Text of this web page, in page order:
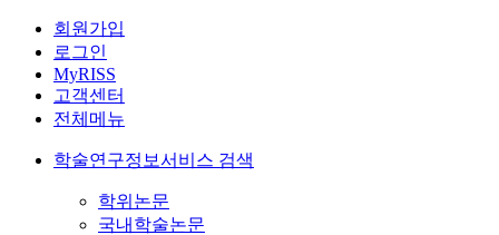
회원가입
로그인
MyRISS
고객센터
전체메뉴
학술연구정보서비스 검색
학위논문
국내학술논문